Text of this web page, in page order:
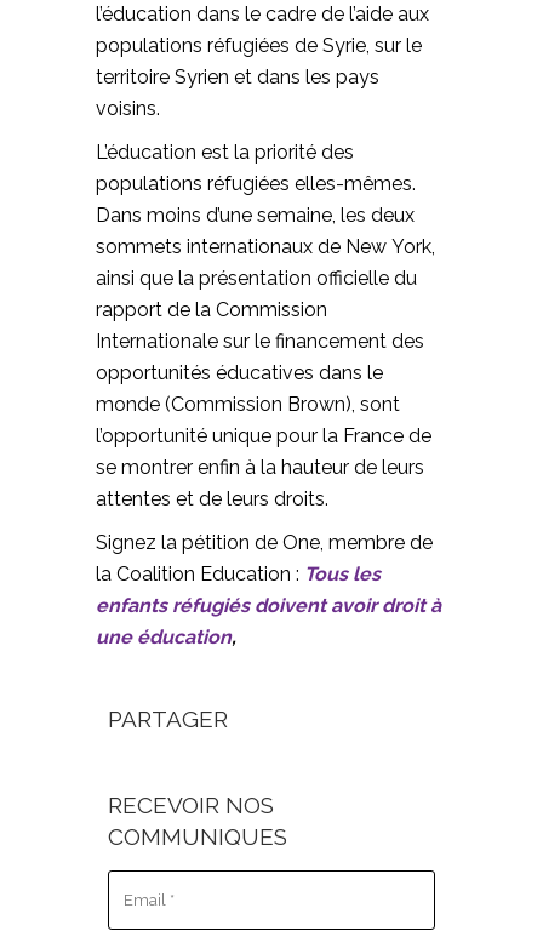
l’éducation dans le cadre de l’aide aux
populations réfugiées de Syrie, sur le
territoire Syrien et dans les pays
voisins.
L’éducation est la priorité des
populations réfugiées elles-mêmes.
Dans moins d’une semaine, les deux
sommets internationaux de New York,
ainsi que la présentation officielle du
rapport de la Commission
Internationale sur le financement des
opportunités éducatives dans le
monde (Commission Brown), sont
l’opportunité unique pour la France de
se montrer enfin à la hauteur de leurs
attentes et de leurs droits.
Signez la pétition de One, membre de
la Coalition Education : Tous les
enfants réfugiés doivent avoir droit à
une éducation,
PARTAGER
RECEVOIR NOS
COMMUNIQUES